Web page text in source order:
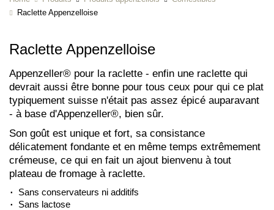
Raclette Appenzelloise
Raclette Appenzelloise
Appenzeller® pour la raclette - enfin une raclette qui
devrait aussi être bonne pour tous ceux pour qui ce plat
typiquement suisse n'était pas assez épicé auparavant
- à base d'Appenzeller®, bien sûr.
Son goût est unique et fort, sa consistance
délicatement fondante et en même temps extrêmement
crémeuse, ce qui en fait un ajout bienvenu à tout
plateau de fromage à raclette.
Sans conservateurs ni additifs
Sans lactose